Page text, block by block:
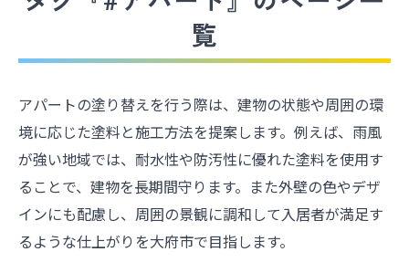
覧
アパートの塗り替えを行う際は、建物の状態や周囲の環
境に応じた塗料と施工方法を提案します。例えば、雨風
が強い地域では、耐水性や防汚性に優れた塗料を使用す
ることで、建物を長期間守ります。また外壁の色やデザ
インにも配慮し、周囲の景観に調和して入居者が満足す
るような仕上がりを大府市で目指します。